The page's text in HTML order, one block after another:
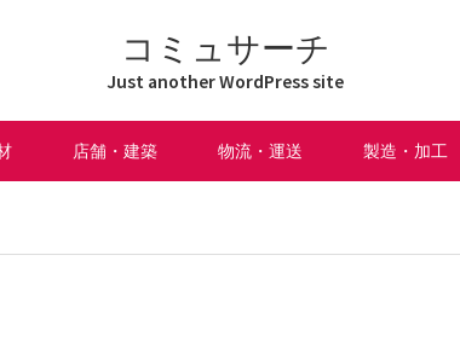
コミュサーチ
Just another WordPress site
店舗・建築 物流・運送 製造・加工